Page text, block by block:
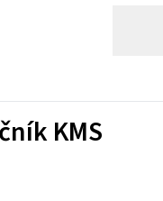
KMS